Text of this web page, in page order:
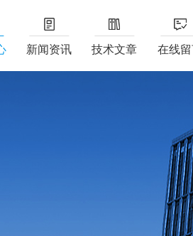
新闻资讯 技术文章 在线